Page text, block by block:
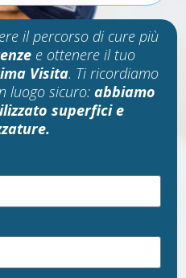
ilpercorso di cure più
e ottenere il tuo
Visita. Ti ricordiamo
luogo sicuro: abbiamo
superfici e